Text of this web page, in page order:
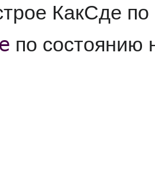
КакСде по
по состоянию